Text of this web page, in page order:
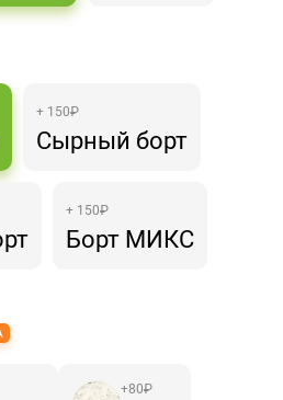
+ 150₽
Сырный борт
+ 150₽
Борт МИКС
+80₽